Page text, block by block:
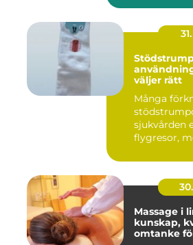
Stödstrumpor
väljer rätt
Många
sjukvården
flygresor,
Massage i
kunskap,
omtanke